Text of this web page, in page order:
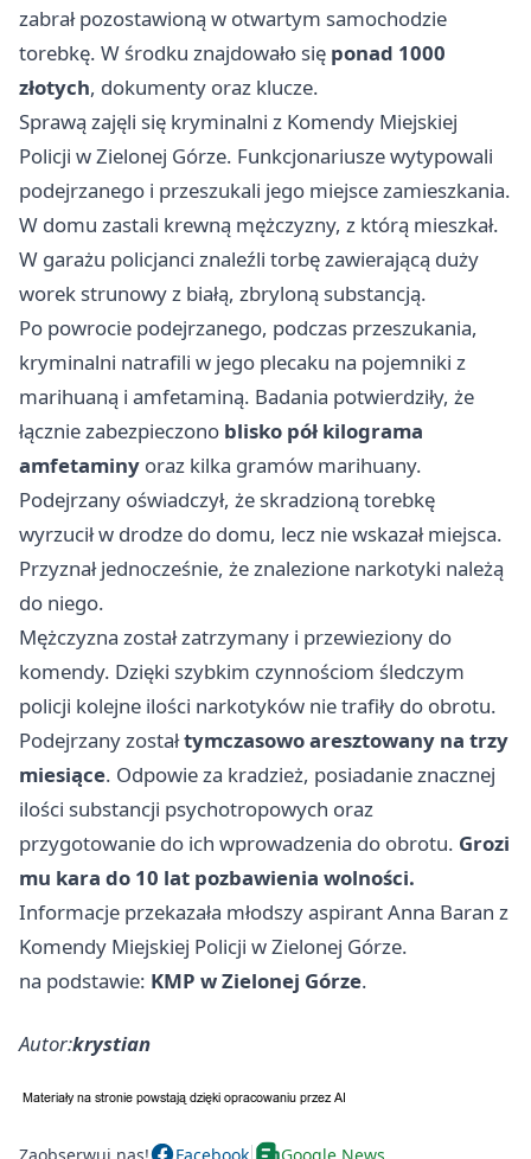
zabrał pozostawioną w otwartym samochodzie
torebkę. W środku znajdowało się ponad 1000
złotych, dokumenty oraz klucze.
Sprawą zajęli się kryminalni z Komendy Miejskiej
Policji w Zielonej Górze. Funkcjonariusze wytypowali
podejrzanego i przeszukali jego miejsce zamieszkania.
W domu zastali krewną mężczyzny, z którą mieszkał.
W garażu policjanci znaleźli torbę zawierającą duży
worek strunowy z białą, zbryloną substancją.
Po powrocie podejrzanego, podczas przeszukania,
kryminalni natrafili w jego plecaku na pojemniki z
marihuaną i amfetaminą. Badania potwierdziły, że
łącznie zabezpieczono blisko pół kilograma
amfetaminy oraz kilka gramów marihuany.
Podejrzany oświadczył, że skradzioną torebkę
wyrzucił w drodze do domu, lecz nie wskazał miejsca.
Przyznał jednocześnie, że znalezione narkotyki należą
do niego.
Mężczyzna został zatrzymany i przewieziony do
komendy. Dzięki szybkim czynnościom śledczym
policji kolejne ilości narkotyków nie trafiły do obrotu.
Podejrzany zostałtymczasowo aresztowany na trzy
miesiące. Odpowie za kradzież, posiadanie znacznej
ilości substancji psychotropowych oraz
przygotowanie do ich wprowadzenia do obrotu. Grozi
mu kara do 10 lat pozbawienia wolności.
Informacje przekazała młodszy aspirant Anna Baran z
Komendy Miejskiej Policji w Zielonej Górze.
na podstawie: KMP w Zielonej Górze.
Autor:krystian